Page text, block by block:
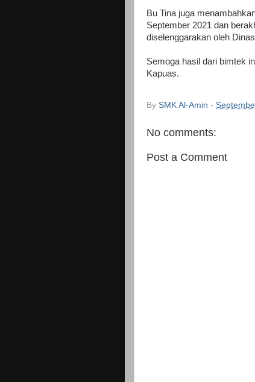
Bu Tina juga
September 2021 dan
diselenggarakan oleh
Semoga hasil dari bimtek
Kapuas.
By SMK Al-Amin -
No comments:
Post a Comment